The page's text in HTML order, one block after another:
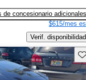
de concesionario adicionales
$615/mes
Verif. disponibilidad